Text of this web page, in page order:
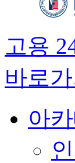
고용
바로
아